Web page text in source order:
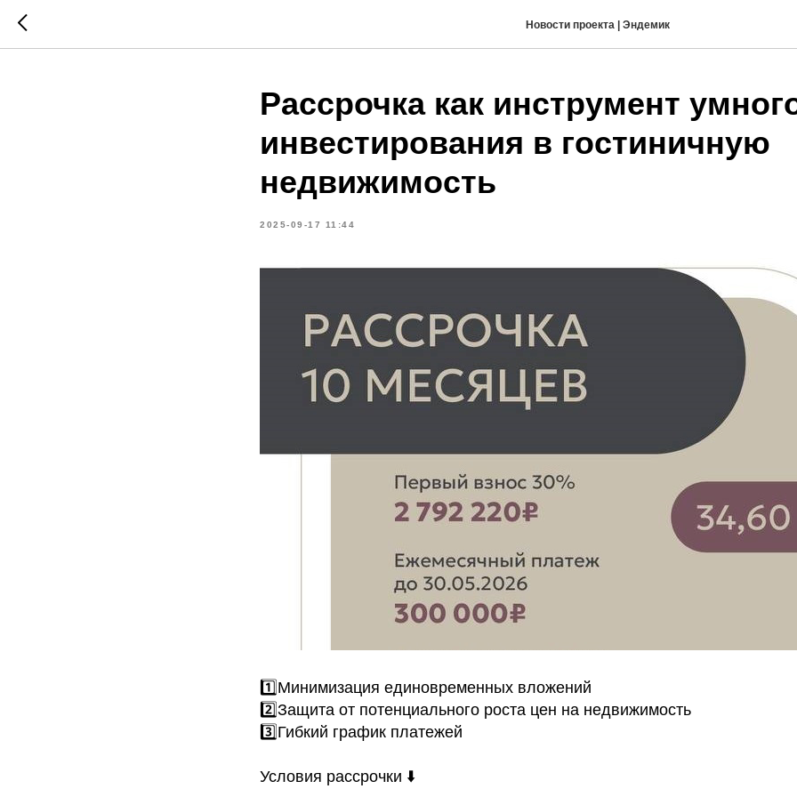
Новости проекта | Эндемик
Рассрочка как инструмент
инвестирования в гостиничную
недвижимость
2025-09-17 11:44
1️⃣Минимизация единовременных вложений
2️⃣Защита от потенциального роста цен на недвижимость
3️⃣Гибкий график платежей
Условия рассрочки ⬇️